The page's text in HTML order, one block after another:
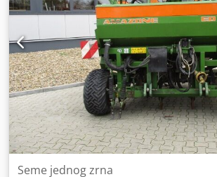
Seme jednog zrna